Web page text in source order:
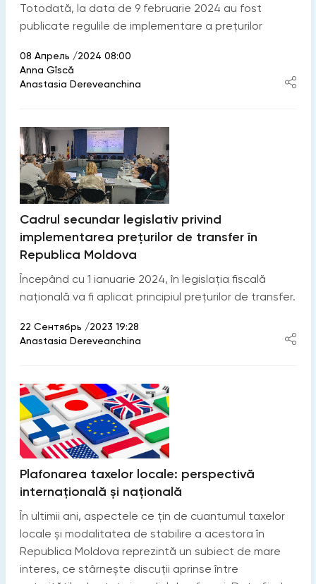
Totodată, la data de 9 februarie 2024 au fost
publicate regulile de implementare a prețurilor
08 Апрель /2024 08:00
Anna Gîscă
Anastasia Dereveanchina
Cadrul secundar legislativ privind
implementarea prețurilor de transfer în
Republica Moldova
Începând cu 1 ianuarie 2024, în legislația fiscală
națională va fi aplicat principiul prețurilor de transfer.
22 Сентябрь /2023 19:28
Anastasia Dereveanchina
Plafonarea taxelor locale: perspectivă
internațională și națională
În ultimii ani, aspectele ce țin de cuantumul taxelor
locale și modalitatea de stabilire a acestora în
Republica Moldova reprezintă un subiect de mare
interes, ce stârnește discuții aprinse între